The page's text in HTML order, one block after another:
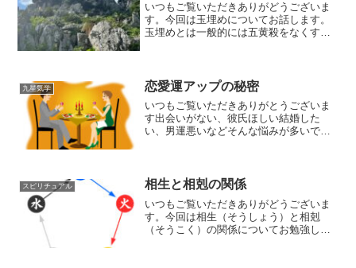
いつもご覧いただきありがどうございま
す。今回は玉埋めについてお話します。
玉埋めとは一般的には五黄殺をなくすと
位のパワーをもらう目的で...
九星気学 恋愛運アップの秘密
いつもご覧いただきありがとうございま
す出会いがない、彼氏ほしい結婚した
い、男運悪いなどそんな悩みが多いです
と考えている方は危険です。こう...
スピリチュアル 相生と相剋の関係
いつもご覧いただきありがどうございま
す。今回は相生（そうしょう）と相剋
（そうこく）の関係についてお勉強しま